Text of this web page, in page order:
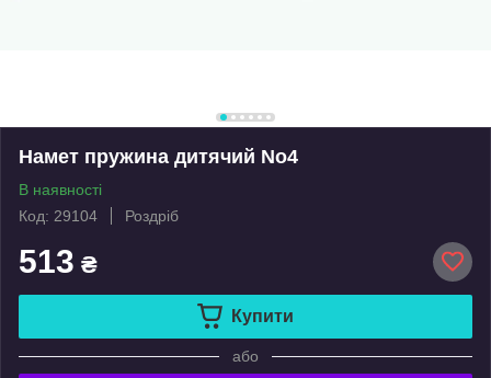
Намет пружина дитячий No4
В наявності
Код: 29104
Роздріб
513 ₴
Купити
або